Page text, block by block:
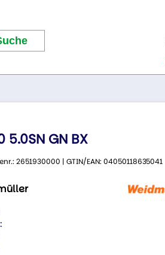
GN BX
2651930000 | GTIN/EAN: 04050118635041